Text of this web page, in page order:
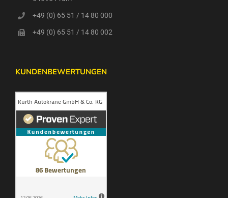
+49 (0) 65 51 / 14 80 000
+49 (0) 65 51 / 14 80 002
KUNDENBEWERTUNGEN